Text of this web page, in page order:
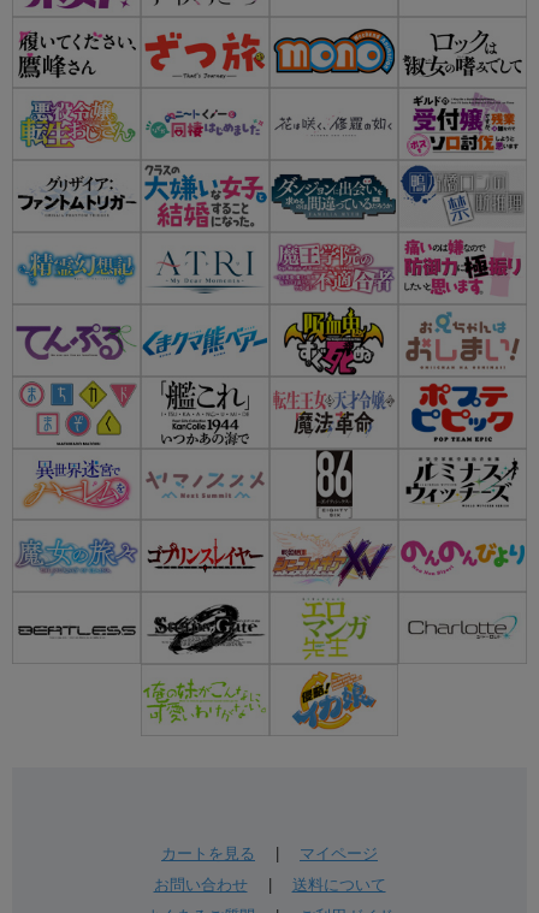
カートを見る
マイページ
お問い合わせ| 送料について